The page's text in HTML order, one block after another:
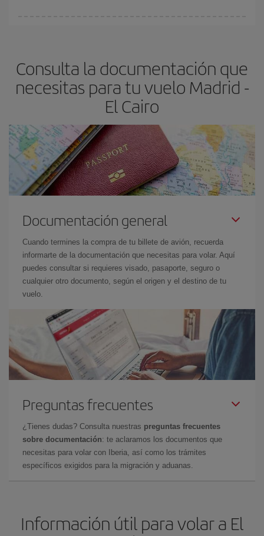
Consulta la documentación que
necesitas para tu vuelo Madrid -
El Cairo
Documentación general
Cuando termines la compra de tu billete de avión, recuerda
informarte de la documentación que necesitas para volar. Aquí
puedes consultar si requieres visado, pasaporte, seguro o
cualquier otro documento, según el origen y el destino de tu
vuelo.
Preguntas frecuentes
¿Tienes dudas? Consulta nuestras preguntas frecuentes
sobre documentación: te aclaramos los documentos que
necesitas para volar con Iberia, así como los trámites
específicos exigidos para la migración y aduanas.
Información útil para volar a El